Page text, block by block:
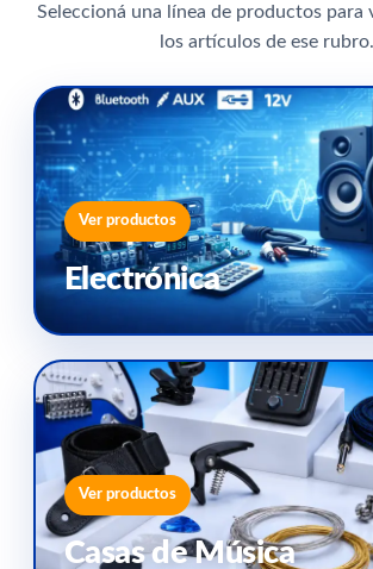
Seleccioná una línea de productos para
los artículos de ese rubro.
Ver productos
Electrónica
Ver productos
Casas de Música